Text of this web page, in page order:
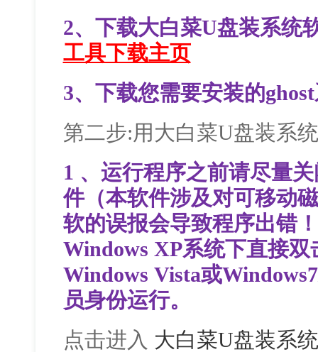
2、下载大白菜U盘装系统
工具下载主页
3、下载您需要安装的
第二步:用大白菜U盘装系
1 、运行程序之前请尽量
件（本软件涉及对可移动
软的误报会导致程序出错
Windows XP系统下直接双
Windows Vista或
员身份运行。
点击进入 大白菜U盘装系